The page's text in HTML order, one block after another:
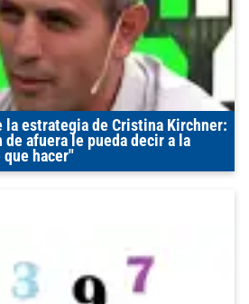
la estrategia de Cristina Kirchner:
afuera le pueda decir a la
hacer"